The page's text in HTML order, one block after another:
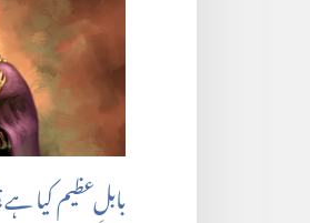
بابلِ‌عظیم کیا